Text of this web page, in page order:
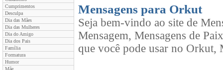
Cumprimentos
Desculpa
Dia das Mães
Dia das Mulheres
Dia do Amigo
Dia dos Pais
Família
Formatura
Humor
Mãe
Mensagens para Orkut
Seja bem-vindo ao site de
Mensagem, Mensagens de
que você pode usar no